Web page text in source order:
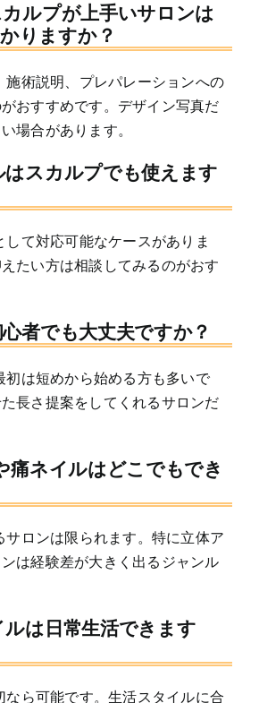
ルプが上手いサロンは
りますか？
施術説明、プレパレーションへの
おすすめです。デザイン写真だ
場合があります。
はスカルプでも使えます
て対応可能なケースがありま
たい方は相談してみるのがおす
者でも大丈夫ですか？
初は短めから始める方も多いで
長さ提案をしてくれるサロンだ
痛ネイルはどこでもでき
サロンは限られます。特に立体ア
は経験差が大きく出るジャンル
は日常生活できます
なら可能です。生活スタイルに合